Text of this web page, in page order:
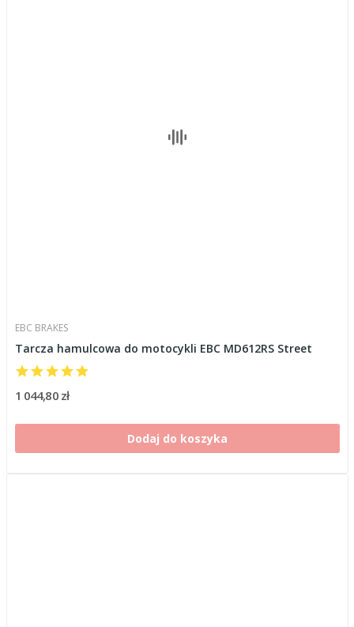
EBC BRAKES
Tarcza hamulcowa do motocykli EBC MD612RS Street
1 044,80 zł
Dodaj do koszyka